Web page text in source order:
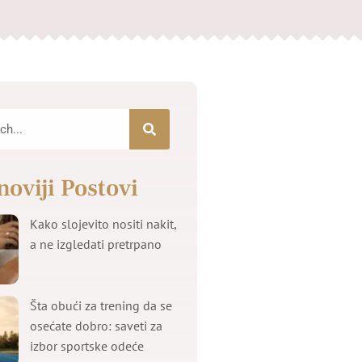
Postovi
Kako slojevito nositi nakit,
a ne izgledati pretrpano
Šta obući za trening da se
osećate dobro: saveti za
izbor sportske odeće